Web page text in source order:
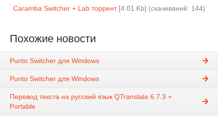
Caramba Switcher + Lab торрент[4.01 Kb] (cкачиваний: 144)
Похожие новости
Punto Switcher для Windows
Punto Switcher для Windows
Перевод текста на русский язык QTranslate 6.7.3 +
Portable